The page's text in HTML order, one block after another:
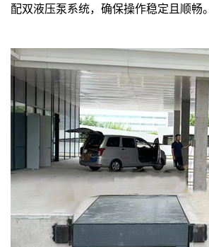
配双液压泵系统，确保操作稳定且顺畅。